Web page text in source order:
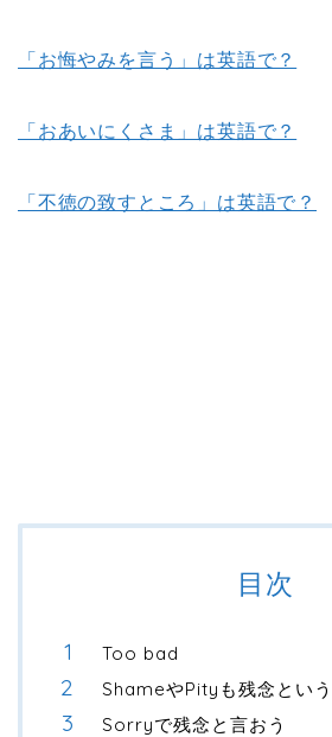
「お悔やみを言う」は英語で？
「おあいにくさま」は英語で？
「不徳の致すところ」は英語で？
目次
Too bad
ShameやPityも残念とい
Sorryで残念と言おう